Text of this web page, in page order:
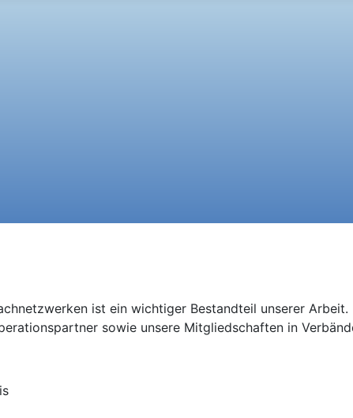
ist ein wichtiger Bestandteil unserer Arbeit.
sowie unsere Mitgliedschaften in